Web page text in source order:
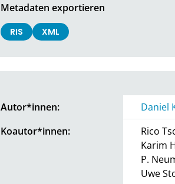
Metadaten exportieren
RIS XML
Autor*innen:
Daniel
Koautor*innen:
Rico
Karim
P.
Uwe